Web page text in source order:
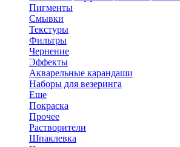
Пигменты
Смывки
Текстуры
Фильтры
Чернение
Эффекты
Акварельные карандаши
Наборы для везеринга
Еще
Покраска
Прочее
Растворители
Шпаклевка